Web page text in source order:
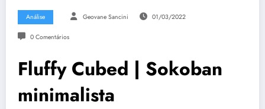
Análise Geovane Sancini 01/03/2022
0 Comentários
Fluffy Cubed | Sokoban
minimalista